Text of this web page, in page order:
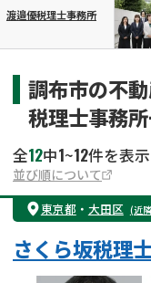
渡邉優税理士事務所
調布市の不
税理士事務
全12中1~12件を表示
並び順について
東京都 ・ 大田区 (近
さくら坂税理